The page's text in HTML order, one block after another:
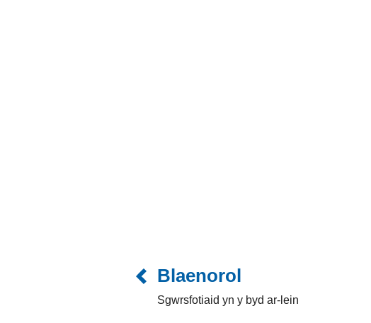
Blaenorol
Sgwrsfotiaid yn y byd ar-lein